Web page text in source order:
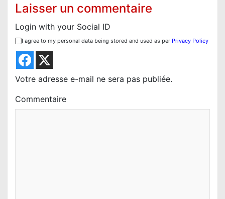
d
Laisser un commentaire
Login with your Social ID
I agree to my personal data being stored and used as per Privacy Policy
Votre adresse e-mail ne sera pas publiée.
Commentaire